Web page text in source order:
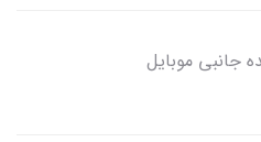
جانبی موبایل